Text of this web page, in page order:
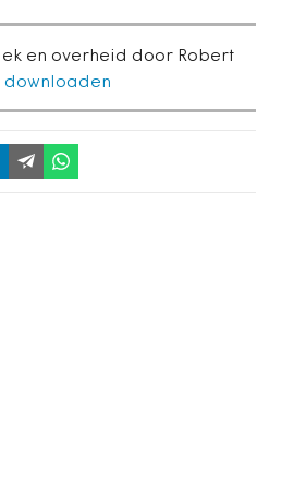
en overheid door Robert
downloaden